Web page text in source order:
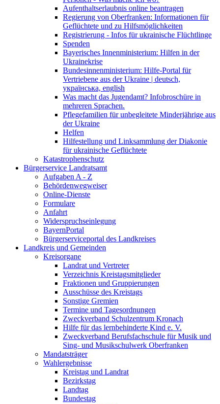
Aufenthaltserlaubnis online beantragen
Regierung von Oberfranken: Informationen für
Geflüchtete und zu Hilfsmöglichkeiten
Registrierung - Infos für ukrainische Flüchtlinge
Spenden
Bayerisches Innenministerium: Hilfen in der
Ukrainekrise
Bundesinnenministerium: Hilfe-Portal für
Vertriebene aus der Ukraine | deutsch,
українська, english
Was macht das Jugendamt? Infobroschüre in
mehreren Sprachen.
Pflegefamilien für unbegleitete Minderjährige aus
der Ukraine
Helfen
Hilfestellung und Linksammlung der Diakonie
für ukrainische Geflüchtete
Katastrophenschutz
Bürgerservice Landratsamt
Aufgaben A - Z
Behördenwegweiser
Online-Dienste
Formulare
Anfahrt
Widerspruchseinlegung
BayernPortal
Bürgerserviceportal des Landkreises
Landkreis und Gemeinden
Kreisorgane
Landrat und Vertreter
Verzeichnis Kreistagsmitglieder
Fraktionen und Gruppierungen
Ausschüsse des Kreistags
Sonstige Gremien
Termine und Tagesordnungen
Zweckverband Schulzentrum Kronach
Hilfe für das lernbehinderte Kind e. V.
Zweckverband Berufsfachschule für Musik und
Sing- und Musikschulwerk Oberfranken
Mandatsträger
Wahlergebnisse
Kreistag und Landrat
Bezirkstag
Landtag
Bundestag